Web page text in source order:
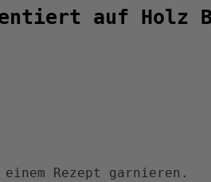
auf Holz
Rezept garnieren.